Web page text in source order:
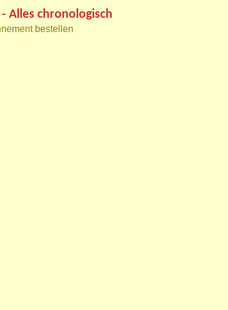
Alles chronologisch
bestellen